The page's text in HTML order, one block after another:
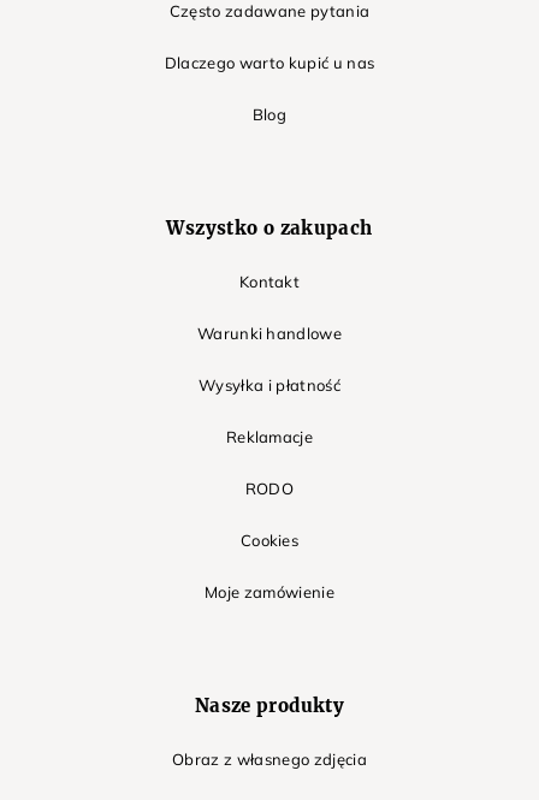
Często zadawane pytania
Dlaczego warto kupić u nas
Blog
Wszystko o zakupach
Kontakt
Warunki handlowe
Wysyłka i płatność
Reklamacje
RODO
Cookies
Moje zamówienie
Nasze produkty
Obraz z własnego zdjęcia